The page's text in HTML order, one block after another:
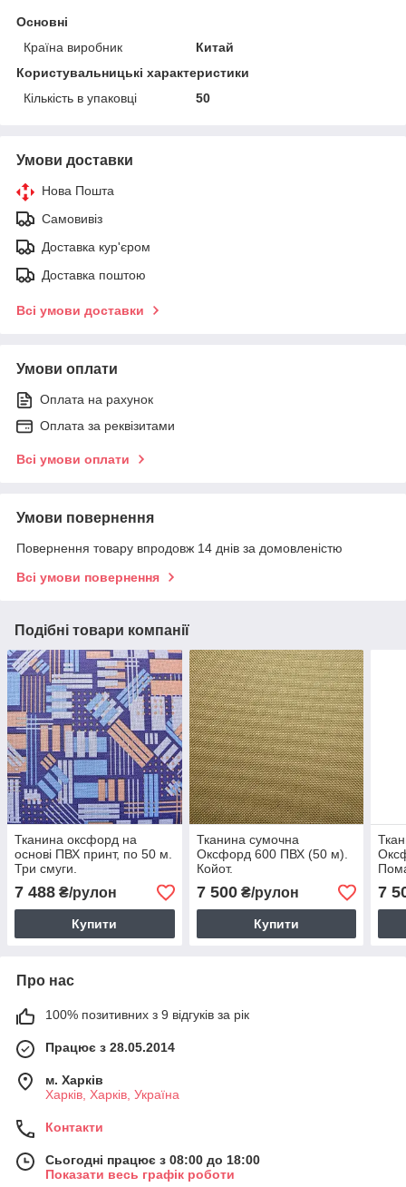
Основні
Країна виробник
Китай
Користувальницькі характеристики
Кількість в упаковці
50
Умови доставки
Нова Пошта
Самовивіз
Доставка кур'єром
Доставка поштою
Всі умови доставки
Умови оплати
Оплата на рахунок
Оплата за реквізитами
Всі умови оплати
Умови повернення
Повернення товару впродовж 14 днів за домовленістю
Всі умови повернення
Подібні товари компанії
Тканина оксфорд на
основі ПВХ принт, по 50 м.
Три смуги.
7 488 ₴/рулон
Купити
Тканина сумочна
Оксфорд 600 ПВХ (50 м).
Койот.
7 500₴/рулон
Купити
7
Про нас
100% позитивних з 9 відгуків за рік
Працює з 28.05.2014
м. Харків
Харків, Харків, Україна
Контакти
Сьогодні працює з 08:00 до 18:00
Показати весь графік роботи